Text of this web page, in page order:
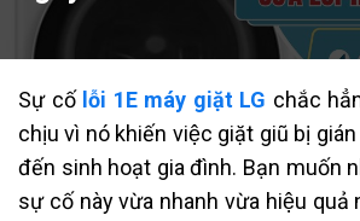
Sự cố lỗi 1E máy giặt LG chắc
chịu vì nó khiến việc giặt giũ bị
đến sinh hoạt gia đình. Bạn muốn
sự cố này vừa nhanh vừa hiệu quả